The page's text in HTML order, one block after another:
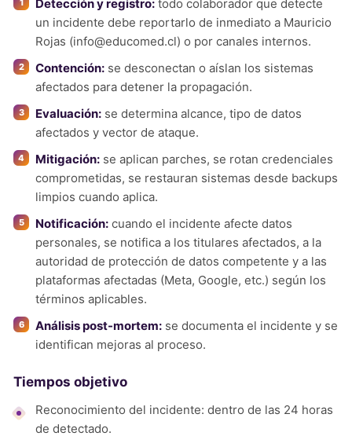
Detección y registro: todo colaborador que detecte
un incidente debe reportarlo de inmediato a Mauricio
Rojas (info@educomed.cl) o por canales internos.
Contención: se desconectan o aíslan los sistemas
afectados para detener la propagación.
Evaluación: se determina alcance, tipo de datos
afectados y vector de ataque.
Mitigación: se aplican parches, se rotan credenciales
comprometidas, se restauran sistemas desde backups
limpios cuando aplica.
Notificación: cuando el incidente afecte datos
personales, se notifica a los titulares afectados, a la
autoridad de protección de datos competente y a las
plataformas afectadas (Meta, Google, etc.) según los
términos aplicables.
Análisis post-mortem: se documenta el incidente y se
identifican mejoras al proceso.
Tiempos objetivo
Reconocimiento del incidente: dentro de las 24 horas
de detectado.